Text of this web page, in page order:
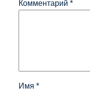
Комментарий *
Имя *